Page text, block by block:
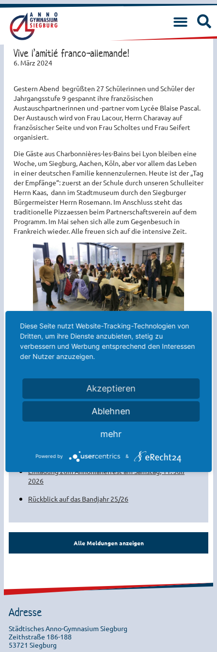
Vive l’amitié franco-allemande!
6. März 2024
Gestern Abend begrüßten 27 Schülerinnen und Schüler der
Jahrgangsstufe 9 gespannt ihre französischen
Austauschpartnerinnen und -partner vom Lycée Blaise Pascal.
Der Austausch wird von Frau Lacour, Herrn Charavay auf
französischer Seite und von Frau Scholtes und Frau Seifert
organisiert.
Die Gäste aus Charbonnières-les-Bains bei Lyon bleiben eine
Woche, um Siegburg, Aachen, Köln, aber vor allem das Leben
in einer deutschen Familie kennenzulernen. Heute ist der „Tag
der Empfänge“: zuerst an der Schule durch unseren Schulleiter
Herrn Kaas, dann im Stadtmuseum durch den Siegburger
Bürgermeister Herrn Rosemann. Im Anschluss steht das
traditionelle Pizzaessen beim Partnerschaftsverein auf dem
Programm. Im Mai sehen sich alle zum Gegenbesuch in
Frankreich wieder. Alle freuen sich auf die intensive Zeit.
Weitere Meldungen:
Die Sommerferien sind da!
Willkommen am Anno! Der Kennenlernnachmittag
Aufführung des Theaterkurses der Q1 – Einer flog über
ANNO Filmpreisverleihung 2026 – der Kurs „Filmen,
Jahresproduktionen
Einladung zum Annonianerfest am Samstag, 11. Juli
2026
Rückblick auf das Bandjahr 25/26
Alle Meldungen anzeigen
Adresse
Städtisches Anno-Gymnasium Siegburg
Zeithstraße 186-188
53721 Siegburg
Diese Seite nutzt Website-Tracking-Technologien von
Dritten, um ihre Dienste anzubieten, stetig zu
verbessern und Werbung entsprechend den Interessen
der Nutzer anzuzeigen.
Akzeptieren
Ablehnen
mehr
Powered by &